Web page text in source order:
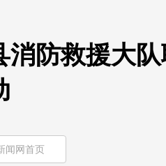
消防救援大
闻网首页